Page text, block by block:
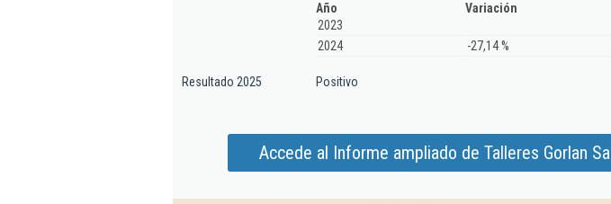
Año
Variación
2023
2024
-27,14 %
Resultado 2025 Positivo
Accede al Informe ampliado de Talleres Gorlan Sa